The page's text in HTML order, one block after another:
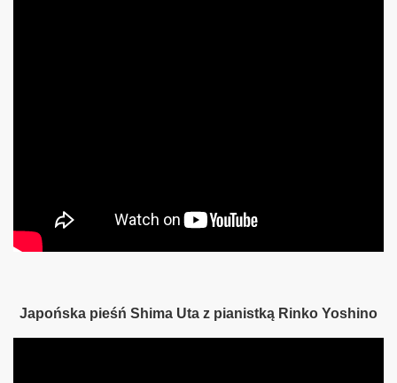
Japońska pieśń Shima Uta z pianistką Rinko Yoshino